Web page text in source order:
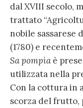
dal XVIII secolo,
trattato
nobile sassarese
(1780) e
Sa pompìa è
utilizzata nella
Con la cottura in
scorza del frutto,